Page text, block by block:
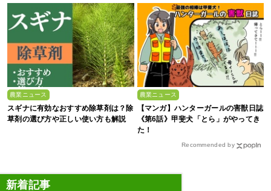
農業ニュース
スギナに有効なおすすめ除草剤は？除
草剤の選び方や正しい使い方も解説
農業ニュース
【マンガ】ハンターガールの害獣日誌
《第6話》甲斐犬「とら」がやってき
た！
Recommended by
新着記事